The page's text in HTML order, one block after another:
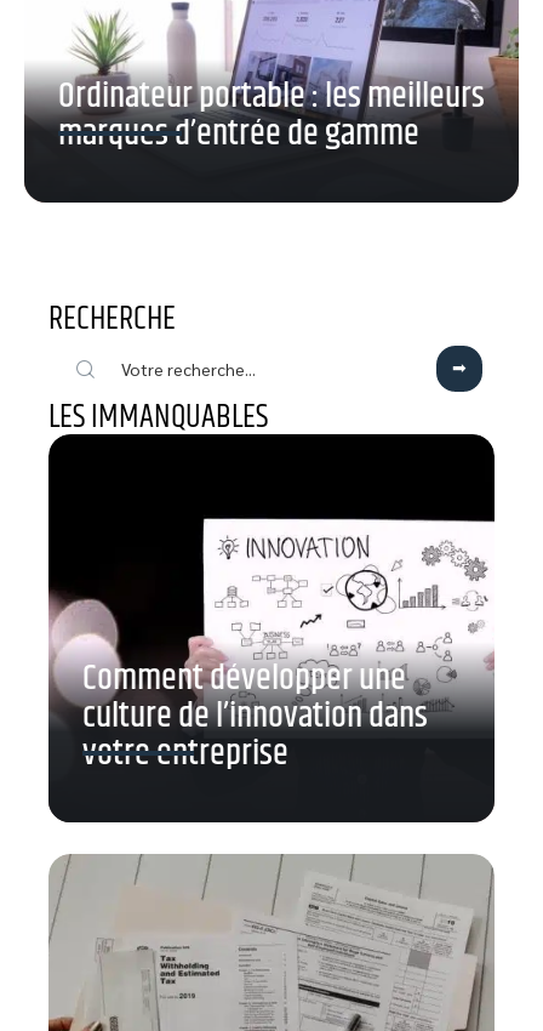
Ordinateur portable : les meilleurs
marques d’entrée de gamme
RECHERCHE
LES IMMANQUABLES
Comment développer une
culture de l’innovation dans
votre entreprise